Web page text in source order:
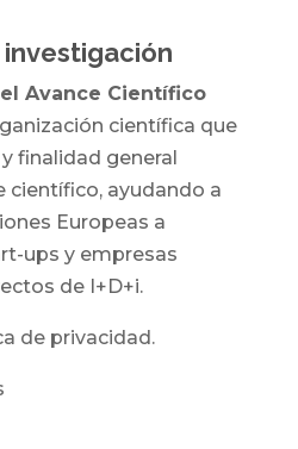
investigación
Avance Científico
científica que
finalidad general
científico, ayudando a
Europeas a
ups y empresas
de I+D+i.
de privacidad.